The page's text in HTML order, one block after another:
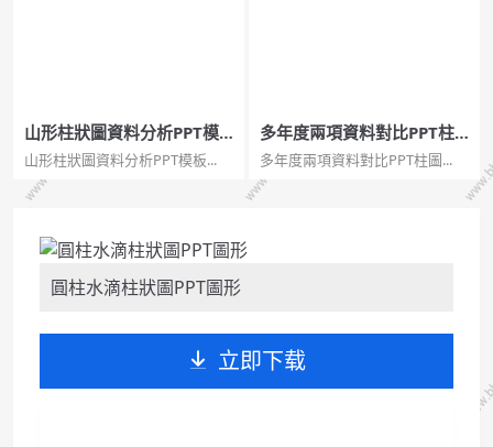
山形柱狀圖資料分析PPT模
板
山形柱狀圖資料分析PPT模板...
多年度兩項資料對比PPT柱
圖
多年度兩項資料對比PPT柱圖...
圓柱水滴柱狀圖PPT圖形
立即下载